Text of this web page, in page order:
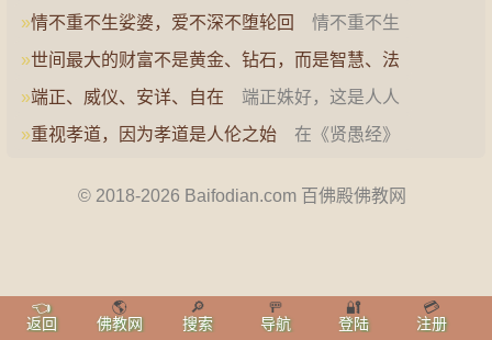
若智慧一样能照破无明黑…
»情不重不生娑婆，爱不深不堕轮回
情不重不生
娑婆，爱不深不堕轮回。若…
»世间最大的财富不是黄金、钻石，而是智慧、法
财佛陀在《正法念处经》…
»端正、威仪、安详、自在 端正姝好，这是人人
梦寐以求的美事。所谓“端…
»重视孝道，因为孝道是人伦之始 在《贤愚经》
© 2018-2026 Baifodian.com 百佛殿佛教网
👈
返回
🌎
佛教网
🔎
搜索
🚥
导航
🔐
登陆
💳
注册